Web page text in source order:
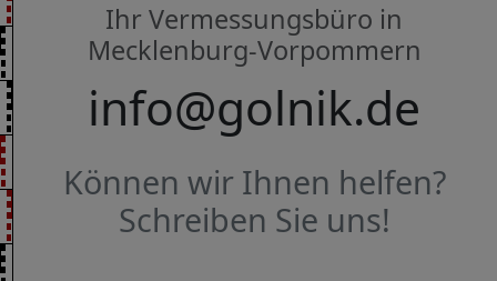
Ihr Vermessungsbüro in
Mecklenburg-Vorpommern
info@golnik.de
Können wir Ihnen helfen?
Schreiben Sie uns!